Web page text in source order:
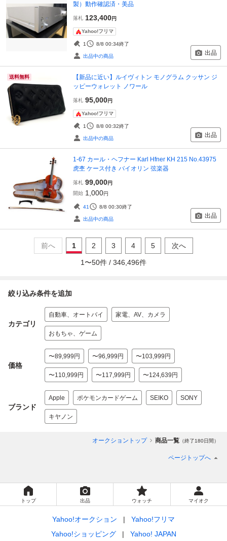
製）動作確認済・美品
落札 123,400円
Yahoo!フリマ
1 8/8 00:34終了
出品中の商品 出品
送料無料
【新品に近い】ルイヴィトン モノグラム クッサン ジ
ッピーウォレット ノワール
落札 95,000円
Yahoo!フリマ
1 8/8 00:32終了
出品中の商品 出品
1-67 カール・ヘフナー Karl Hfner KH 215 No.43975
虎杢 ケース付き バイオリン 弦楽器
落札 99,000円
開始 1,000円
41 8/8 00:30終了
出品中の商品 出品
前へ 1 2 3 4 5 次へ
1 〜50件 / 346,496件
絞り込み条件を追加
カテゴリ
自動車、オートバイ 家電、AV、カメラ
おもちゃ、ゲーム
価格
〜89,999円 〜96,999円 〜103,999円
〜110,999円 〜117,999円 〜124,639円
ブランド
Apple ポケモンカードゲーム SEIKO SONY
キヤノン
オークショントップ 商品一覧 （終了180日間）
ページトップへ
トップ 出品 ウォッチ マイオク
Yahoo!オークション
Yahoo!フリマ
Yahoo!ショッピング
Yahoo! JAPAN